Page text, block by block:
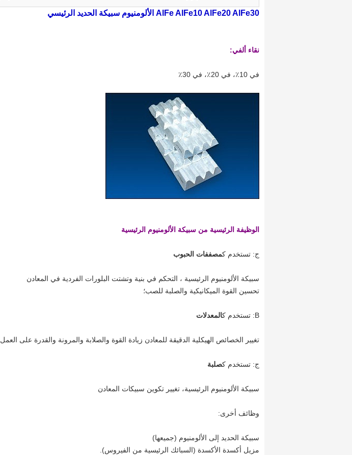
AlFe AlFe10 AlFe20 AlFe30 الألومنيوم سبيكة الحديد الرئيسي
نقاء ألفي:
في 10٪، في 20٪، في 30٪
الوظيفة الرئيسية من سبيكة الألومنيوم الرئيسية
ج: تستخدم كمصففات الحبوب
سبيكة الألومنيوم الرئيسية ، التحكم في بنية وتشتت البلورات الفردية في المعادن
تحسين القوة الميكانيكية والصلبة للصب؛
B: تستخدم ك المعدلات
تغيير الخصائص الهيكلية الدقيقة للمعادن زيادة القوة والصلابة والمرونة والقدرة على العمل.
ج: تستخدم كصلبة
سبيكة الألومنيوم الرئيسية، تغيير تكوين سبيكات المعادن
وظائف أخرى:
سبيكة الحديد إلى الألومنيوم (جميعها)
مزيل أكسدة الأكسدة (السبائك الرئيسية من الفيروس).